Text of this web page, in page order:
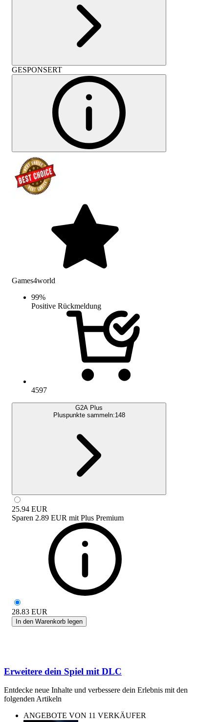
GESPONSERT
Games4world
99%
Positive Rückmeldung
4597
G2A Plus
Pluspunkte sammeln:148
25.94 EUR
Sparen 2.89 EUR mit Plus Premium
28.83 EUR
In den Warenkorb legen
Erweitere dein Spiel mit DLC
Entdecke neue Inhalte und verbessere dein Erlebnis mit den
folgenden Artikeln
ANGEBOTE VON 11 VERKÄUFER